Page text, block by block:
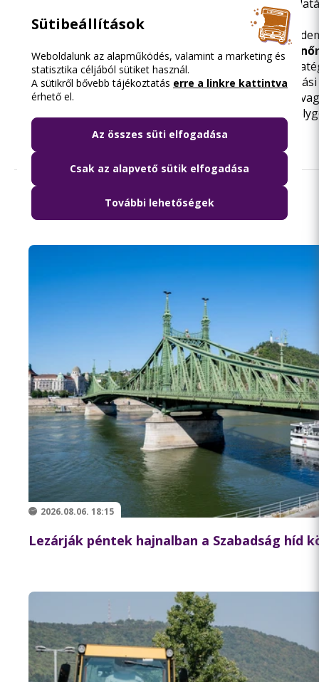
szabályos
partnereivel;
a rendszeres takarításon felül folyamatosan
egy forgalmas közterület rendezését és
a Budapesti Rendőr-főkapitánysággal kötött
együttműködésekiterjed a Budapest
szolgáltatást nyújtó
illetve az engedéllyel
nélkül személyszállítási feladatokat végző
ellenőrzésére is.
Olvasd el ezt is
2026.08.06. 18:15
Lezárják péntek hajnalban a Szabadság híd
Sütibeállítások
Weboldalunk az alapműködés, valamint a marketing és
statisztika céljából sütiket használ.
A sütikről bővebb tájékoztatás erre a linkre kattintva
érhető el.
Az összes süti elfogadása
Csak az alapvető sütik elfogadása
További lehetőségek